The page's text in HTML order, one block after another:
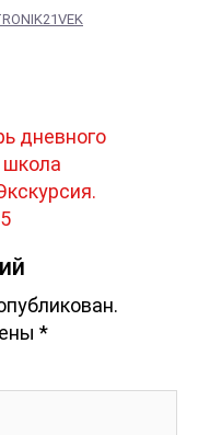
дневного
*